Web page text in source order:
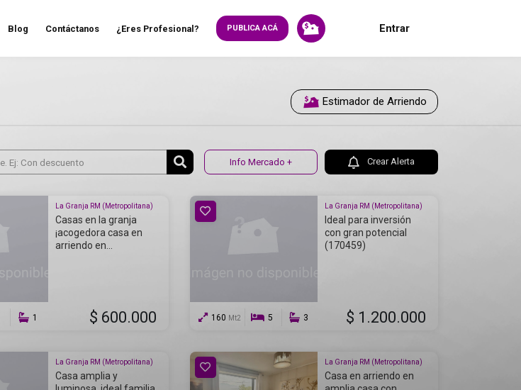
Blog Contáctanos ¿Eres Profesional? PUBLICA ACÁ Entrar
Estimador de Arriendo
Info Mercado + Crear Alerta
La Granja RM (Metropolitana)
Casas en la granja
¡acogedora casa en
arriendo en...
1 $ 600.000
La Granja RM (Metropolitana)
Ideal para inversión
con gran potencial
(170459)
160 Mt2 5 3 $ 1.200.000
La Granja RM (Metropolitana)
Casa amplia y
La Granja RM (Metropolitana)
Casa en arriendo en